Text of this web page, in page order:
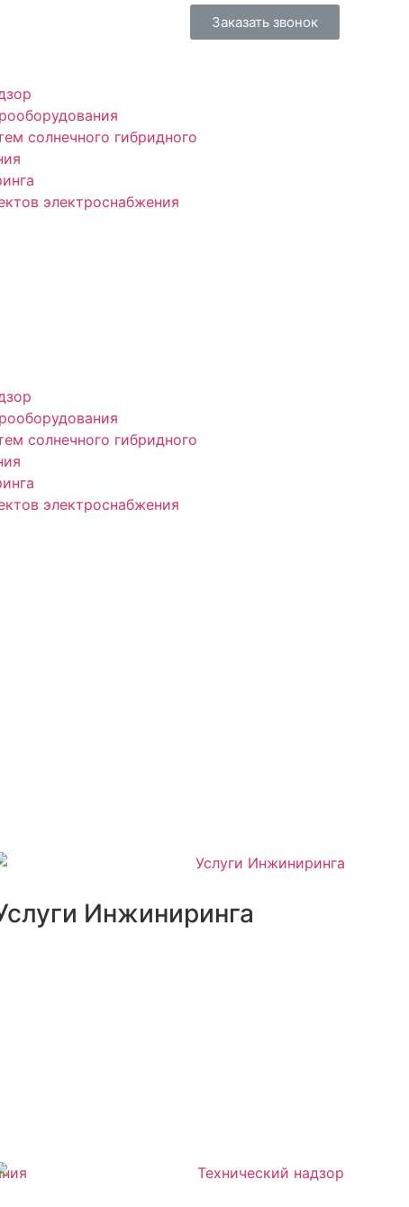
Заказать звонок
солнечного гибридного
электроснабжения
солнечного гибридного
электроснабжения
Инжиниринга